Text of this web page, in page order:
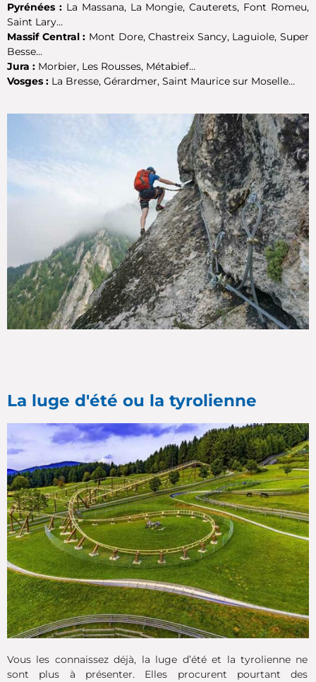
Pyrénées :La Massana, La Mongie, Cauterets, Font Romeu,
Saint Lary…
Massif Central : Mont Dore, Chastreix Sancy, Laguiole, Super
Besse…
Jura : Morbier, Les Rousses, Métabief…
Vosges : La Bresse, Gérardmer, Saint Maurice sur Moselle…
La luge d'été ou la tyrolienne
Vous les connaissez déjà, la luge d’été et la tyrolienne ne
sont plus à présenter. Elles procurent pourtant des